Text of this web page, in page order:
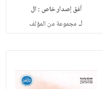
أفق إصدار خاص : ال
لـ مجموعة من المؤلف